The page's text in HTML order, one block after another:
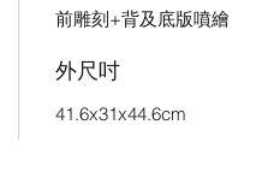
前雕刻+背及底版噴繪
外尺吋
41.6x31x44.6cm